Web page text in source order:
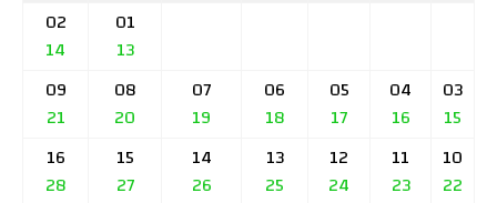
01
13
02
14
03
15
04
16
05
17
06
18
07
19
08
20
09
21
10
22
11
23
12
24
13
25
14
26
15
27
16
28